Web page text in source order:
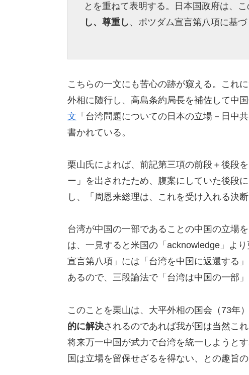
とを重ねて表明する。日本国政府は、
し、尊重 し 、ポツダム宣言第八項に基づ
こちらの一文にも苦心の跡が窺える。これ
外相に随行し、高島条約局長を補佐して中
文 「台湾問題についての日本の立場－日中
書かれている。
栗山氏によれば、前記第三項の前段＋後段
ー」を出されたため、腹案にしていた後段
し、「周恩来総理は、これを受け入れる決
台湾が中国の一部であることの中国の立場
は、一見すると米国の「acknowledge」よ
宣言第八項」には「台湾を中国に返還する
あるので、三段論法で「台湾は中国の一部
このことを栗山は、大平外相の国会（73年
的に解決されるのであれば我が国は当然こ
将来万一中国が武力で台湾を統一しようと
国は立場を留保せざるを得ない、との趣旨